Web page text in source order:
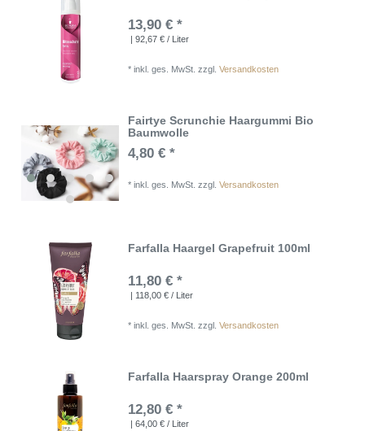
13,90 € *
| 92,67 € / Liter
*inkl. ges. MwSt. zzgl.Versandkosten
Fairtye Scrunchie Haargummi Bio
Baumwolle
4,80 € *
*inkl. ges. MwSt. zzgl.Versandkosten
Farfalla Haargel Grapefruit 100ml
11,80 € *
| 118,00 € / Liter
*inkl. ges. MwSt. zzgl.Versandkosten
Farfalla Haarspray Orange 200ml
12,80 € *
| 64,00 € / Liter